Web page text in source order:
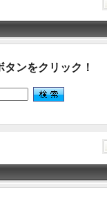
タンをクリック！